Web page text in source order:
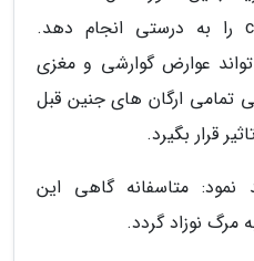
بتواند تبادل اکسیژن و co2 را به درستی انجام دهد.
عوارض گوارشی و مغزی
تمامی ارگان های جنین قبل
قرار بگیرد.
متاسفانه گاهی این
نوزاد گردد.